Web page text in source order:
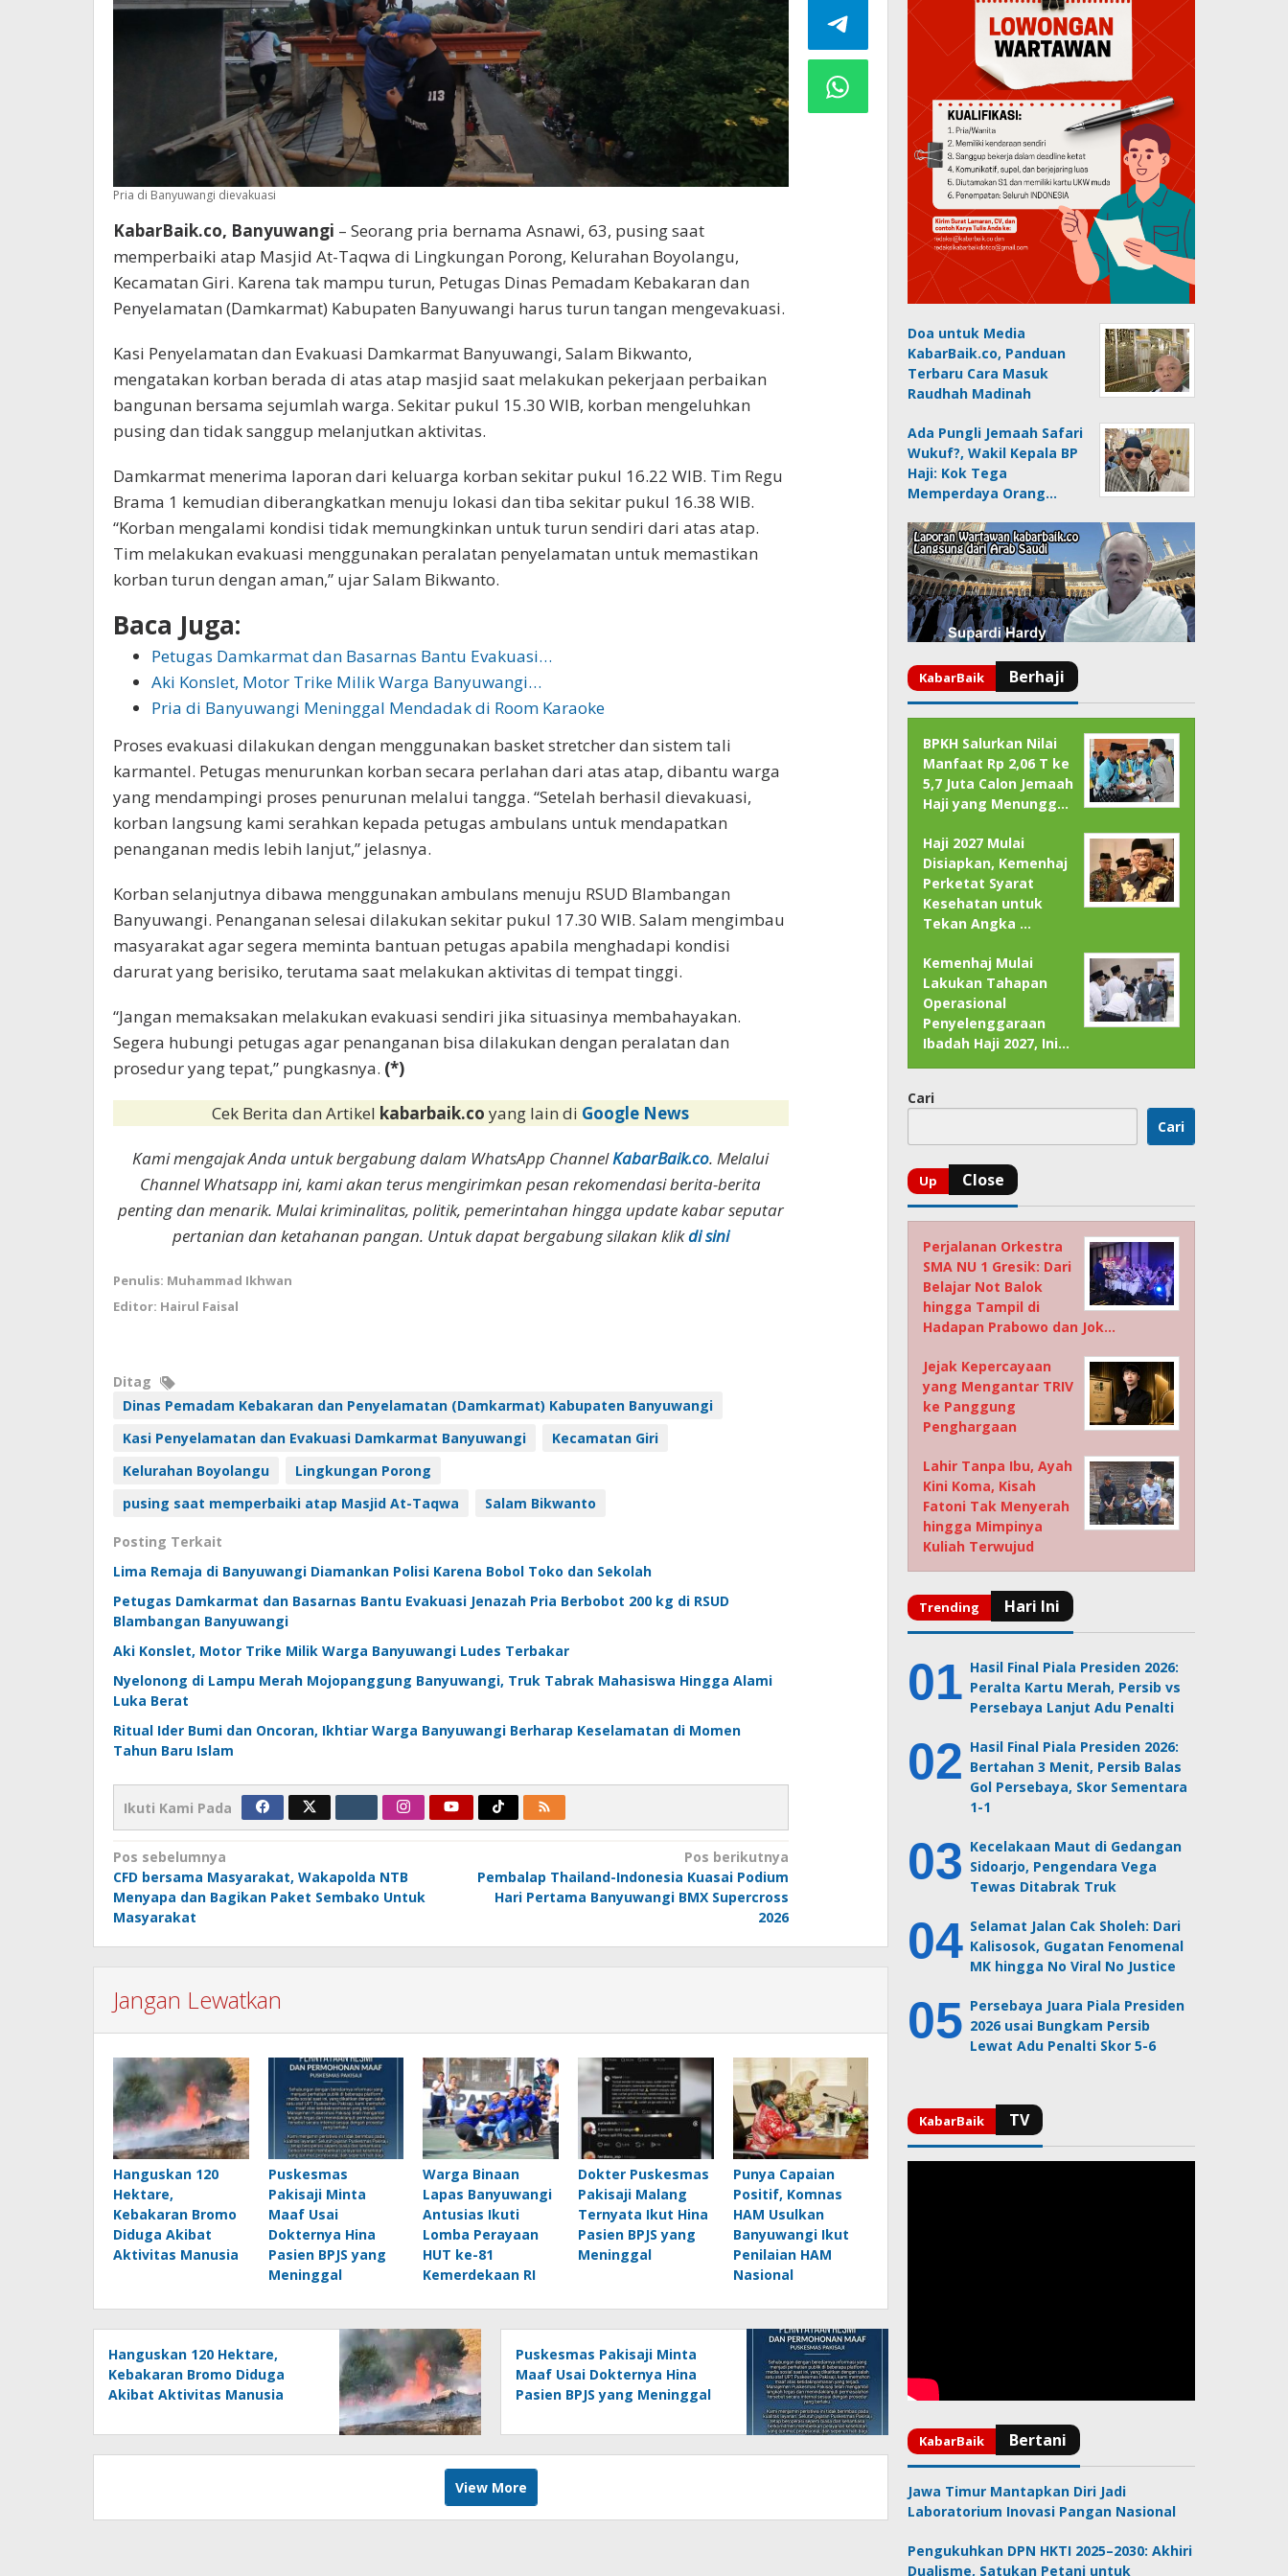
Pria di Banyuwangi dievakuasi
KabarBaik.co, Banyuwangi – Seorang pria bernama Asnawi, 63, pusing saat
memperbaiki atap Masjid At-Taqwa di Lingkungan Porong, Kelurahan Boyolangu,
Kecamatan Giri. Karena tak mampu turun, Petugas Dinas Pemadam Kebakaran dan
Penyelamatan (Damkarmat) Kabupaten Banyuwangi harus turun tangan mengevakuasi.
Kasi Penyelamatan dan Evakuasi Damkarmat Banyuwangi, Salam Bikwanto,
mengatakan korban berada di atas atap masjid saat melakukan pekerjaan perbaikan
bangunan bersama sejumlah warga. Sekitar pukul 15.30 WIB, korban mengeluhkan
pusing dan tidak sanggup melanjutkan aktivitas.
Damkarmat menerima laporan dari keluarga korban sekitar pukul 16.22 WIB. Tim Regu
Brama 1 kemudian diberangkatkan menuju lokasi dan tiba sekitar pukul 16.38 WIB.
“Korban mengalami kondisi tidak memungkinkan untuk turun sendiri dari atas atap.
Tim melakukan evakuasi menggunakan peralatan penyelamatan untuk memastikan
korban turun dengan aman,” ujar Salam Bikwanto.
Baca Juga:
Petugas Damkarmat dan Basarnas Bantu Evakuasi…
Aki Konslet, Motor Trike Milik Warga Banyuwangi…
Pria di Banyuwangi Meninggal Mendadak di Room Karaoke
Proses evakuasi dilakukan dengan menggunakan basket stretcher dan sistem tali
karmantel. Petugas menurunkan korban secara perlahan dari atas atap, dibantu warga
yang mendampingi proses penurunan melalui tangga. “Setelah berhasil dievakuasi,
korban langsung kami serahkan kepada petugas ambulans untuk mendapatkan
penanganan medis lebih lanjut,” jelasnya.
Korban selanjutnya dibawa menggunakan ambulans menuju RSUD Blambangan
Banyuwangi. Penanganan selesai dilakukan sekitar pukul 17.30 WIB. Salam mengimbau
masyarakat agar segera meminta bantuan petugas apabila menghadapi kondisi
darurat yang berisiko, terutama saat melakukan aktivitas di tempat tinggi.
“Jangan memaksakan melakukan evakuasi sendiri jika situasinya membahayakan.
Segera hubungi petugas agar penanganan bisa dilakukan dengan peralatan dan
prosedur yang tepat,” pungkasnya. (*)
Cek Berita dan Artikel kabarbaik.coyang lain di Google News
Kami mengajak Anda untuk bergabung dalam WhatsApp ChannelKabarBaik.co. Melalui
Channel Whatsapp ini, kami akan terus mengirimkan pesan rekomendasi berita-berita
penting dan menarik. Mulai kriminalitas, politik, pemerintahan hingga update kabar seputar
pertanian dan ketahanan pangan. Untuk dapat bergabung silakan klikdi sini
Penulis: Muhammad Ikhwan
Editor: Hairul Faisal
Ditag
Dinas Pemadam Kebakaran dan Penyelamatan (Damkarmat) Kabupaten Banyuwangi
Kasi Penyelamatan dan Evakuasi Damkarmat Banyuwangi
Kecamatan Giri
Kelurahan Boyolangu
Lingkungan Porong
pusing saat memperbaiki atap Masjid At-Taqwa
Salam Bikwanto
Posting Terkait
Lima Remaja di Banyuwangi Diamankan Polisi Karena Bobol Toko dan Sekolah
Petugas Damkarmat dan Basarnas Bantu Evakuasi Jenazah Pria Berbobot 200 kg di RSUD
Blambangan Banyuwangi
Aki Konslet, Motor Trike Milik Warga Banyuwangi Ludes Terbakar
Nyelonong di Lampu Merah Mojopanggung Banyuwangi, Truk Tabrak Mahasiswa Hingga Alami
Luka Berat
Ritual Ider Bumi dan Oncoran, Ikhtiar Warga Banyuwangi Berharap Keselamatan di Momen
Tahun Baru Islam
Ikuti Kami Pada
Navigasi
pos
Pos sebelumnya
CFD bersama Masyarakat, Wakapolda NTB
Menyapa dan Bagikan Paket Sembako Untuk
Masyarakat
Pos berikutnya
Pembalap Thailand-Indonesia Kuasai Podium
Hari Pertama Banyuwangi BMX Supercross
2026
Jangan Lewatkan
Hanguskan 120
Hektare,
Kebakaran Bromo
Diduga Akibat
Aktivitas Manusia
Puskesmas
Pakisaji Minta
Maaf Usai
Dokternya Hina
Pasien BPJS yang
Meninggal
Warga Binaan
Lapas Banyuwangi
Antusias Ikuti
Lomba Perayaan
HUT ke-81
Kemerdekaan RI
Dokter Puskesmas
Pakisaji Malang
Ternyata Ikut Hina
Pasien BPJS yang
Meninggal
Punya Capaian
Positif, Komnas
HAM Usulkan
Banyuwangi Ikut
Penilaian HAM
Nasional
Hanguskan 120 Hektare,
Kebakaran Bromo Diduga
Akibat Aktivitas Manusia
Puskesmas Pakisaji Minta
Maaf Usai Dokternya Hina
Pasien BPJS yang Meninggal
View More
Doa untuk Media
KabarBaik.co, Panduan
Terbaru Cara Masuk
Raudhah Madinah
Ada Pungli Jemaah Safari
Wukuf?, Wakil Kepala BP
Haji: Kok Tega
Memperdaya Orang…
BPKH Salurkan Nilai
Manfaat Rp 2,06 T ke
5,7 Juta Calon Jemaah
Haji yang Menungg…
Haji 2027 Mulai
Disiapkan, Kemenhaj
Perketat Syarat
Kesehatan untuk
Tekan Angka …
Kemenhaj Mulai
Lakukan Tahapan
Operasional
Penyelenggaraan
Ibadah Haji 2027, Ini…
Cari
Cari
Perjalanan Orkestra
SMA NU 1 Gresik: Dari
Belajar Not Balok
hingga Tampil di
Hadapan Prabowo dan Jok…
Jejak Kepercayaan
yang Mengantar TRIV
ke Panggung
Penghargaan
Lahir Tanpa Ibu, Ayah
Kini Koma, Kisah
Fatoni Tak Menyerah
hingga Mimpinya
Kuliah Terwujud
Hasil Final Piala Presiden 2026:
Peralta Kartu Merah, Persib vs
Persebaya Lanjut Adu Penalti
Hasil Final Piala Presiden 2026:
Bertahan 3 Menit, Persib Balas
Gol Persebaya, Skor Sementara
1-1
Kecelakaan Maut di Gedangan
Sidoarjo, Pengendara Vega
Tewas Ditabrak Truk
Selamat Jalan Cak Sholeh: Dari
Kalisosok, Gugatan Fenomenal
MK hingga No Viral No Justice
Persebaya Juara Piala Presiden
2026 usai Bungkam Persib
Lewat Adu Penalti Skor 5-6
Jawa Timur Mantapkan Diri Jadi
Laboratorium Inovasi Pangan Nasional
Pengukuhkan DPN HKTI 2025–2030: Akhiri
Dualisme, Satukan Petani untuk